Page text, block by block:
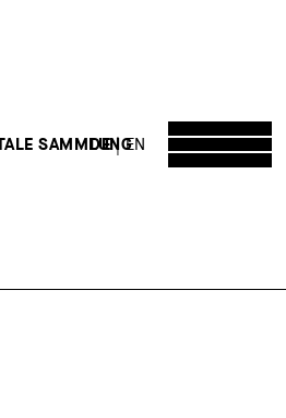
DE EN
SAMMLUNG